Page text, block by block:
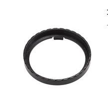
マ
商品